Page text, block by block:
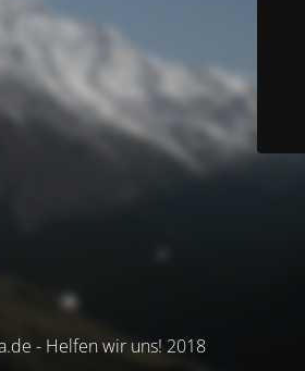
- Helfen wir uns! 2018